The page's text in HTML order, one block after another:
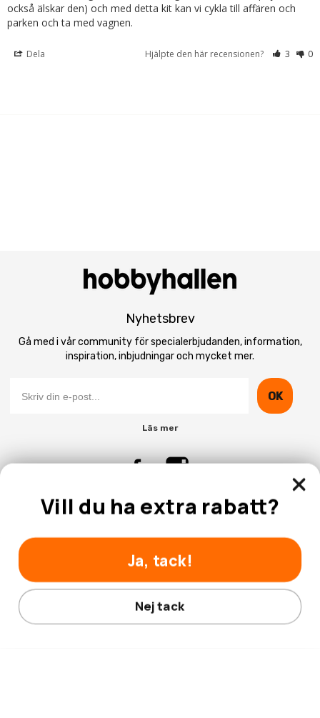
också älskar den) och med detta kit kan vi cykla till affären och
Dela Hjälpte den här recensionen? 3 0
Nyhetsbrev
Gå med i vår community för specialerbjudanden, information,
inspiration, inbjudningar och mycket mer.
OK
Läs mer
Kundtjänst
© 2026 Hobbyhallen.se
Vill du ha extra rabatt?
Ja, tack!
Nej tack